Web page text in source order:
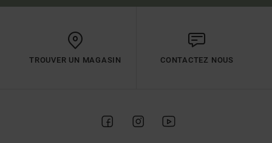
TROUVER UN MAGASIN CONTACTEZ NOUS